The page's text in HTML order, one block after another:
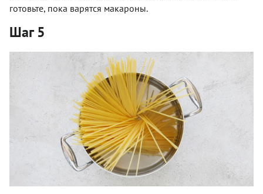
готовьте, пока варятся макароны.
Шаг 5